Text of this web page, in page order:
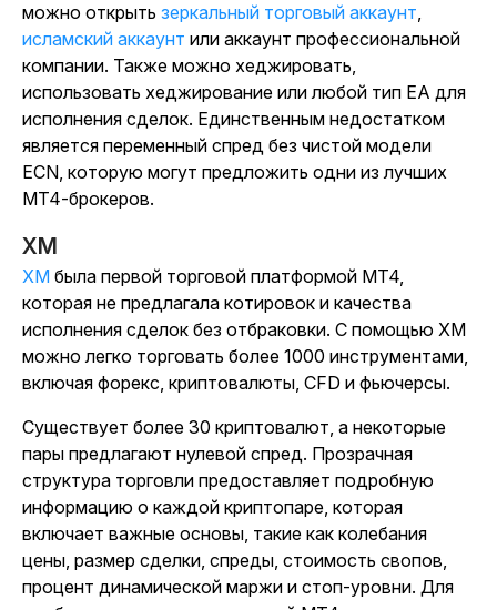
можно открыть зеркальный торговый аккаунт,
исламский аккаунт или аккаунт профессиональной
компании. Также можно хеджировать,
использовать хеджирование или любой тип EA для
исполнения сделок. Единственным недостатком
является переменный спред без чистой модели
ECN, которую могут предложить одни из лучших
MT4-брокеров.
XM
XM была первой торговой платформой MT4,
которая не предлагала котировок и качества
исполнения сделок без отбраковки. С помощью XM
можно легко торговать более 1000 инструментами,
включая форекс, криптовалюты, CFD и фьючерсы.
Существует более 30 криптовалют, а некоторые
пары предлагают нулевой спред. Прозрачная
структура торговли предоставляет подробную
информацию о каждой криптопаре, которая
включает важные основы, такие как колебания
цены, размер сделки, спреды, стоимость свопов,
процент динамической маржи и стоп-уровни. Для